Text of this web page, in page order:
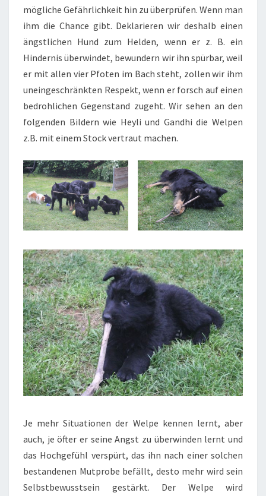
mögliche Gefährlichkeit hin zu überprüfen. Wenn man
ihm die Chance gibt. Deklarieren wir deshalb einen
ängstlichen Hund zum Helden, wenn er z. B. ein
Hindernis überwindet, bewundern wir ihn spürbar, weil
er mit allen vier Pfoten im Bach steht, zollen wir ihm
uneingeschränkten Respekt, wenn er forsch auf einen
bedrohlichen Gegenstand zugeht. Wir sehen an den
folgenden Bildern wie Heyli und Gandhi die Welpen
z.B. mit einem Stock vertraut machen.
Je mehr Situationen der Welpe kennen lernt, aber
auch, je öfter er seine Angst zu überwinden lernt und
das Hochgefühl verspürt, das ihn nach einer solchen
bestandenen Mutprobe befällt, desto mehr wird sein
Selbstbewusstsein gestärkt. Der Welpe wird